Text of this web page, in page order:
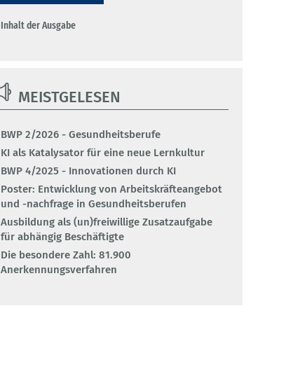
Inhalt der Ausgabe
MEISTGELESEN
BWP 2/2026 - Gesundheitsberufe
KI als Katalysator für eine neue Lernkultur
BWP 4/2025 - Innovationen durch KI
Poster: Entwicklung von Arbeitskräfteangebot
und -nachfrage in Gesundheitsberufen
Ausbildung als (un)freiwillige Zusatzaufgabe
für abhängig Beschäftigte
Die besondere Zahl: 81.900
Anerkennungsverfahren